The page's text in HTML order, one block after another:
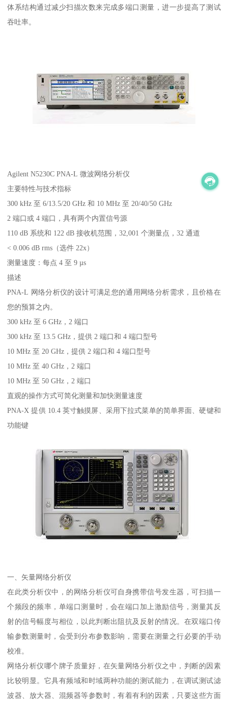
体系结构通过减少扫描次数来完成多端口测量，进一步提高了测试
吞吐率。
Agilent N5230C PNA-L 微波网络分析仪
主要特性与技术指标
300 kHz 至 6/13.5/20 GHz 和 10 MHz 至 20/40/50 GHz
2 端口或 4 端口，具有两个内置信号源
110 dB 系统和 122 dB 接收机范围，32,001 个测量点，32 通道
< 0.006 dB rms（选件 22x）
测量速度：每点 4 至 9 µs
描述
PNA-L 网络分析仪的设计可满足您的通用网络分析需求，且价格在
您的预算之内。
300 kHz 至 6 GHz，2 端口
300 kHz 至 13.5 GHz，提供 2 端口和 4 端口型号
10 MHz 至 20 GHz，提供 2 端口和 4 端口型号
10 MHz 至 40 GHz，2 端口
10 MHz 至 50 GHz，2 端口
直观的操作方式可简化测量和加快测量速度
PNA-X 提供 10.4 英寸触摸屏、采用下拉式菜单的简单界面、硬键和
功能键
一、矢量网络分析仪
在此类分析仪中，的网络分析仪可自身携带信号发生器，可扫描一
个频段的频率，单端口测量时，会在端口加上激励信号，测量其反
射的信号幅度与相位，以此判断出阻抗及反射的情况。在双端口传
输参数测量时，会受到分布参数影响，需要在测量之行必要的手动
校准。
网络分析仪哪个牌子质量好，在矢量网络分析仪之中，判断的因素
比较明显。它具有频域和时域两种功能的测试能力，在调试测试滤
波器、放大器、混频器等参数时，有着有利的因素，只要这些方面